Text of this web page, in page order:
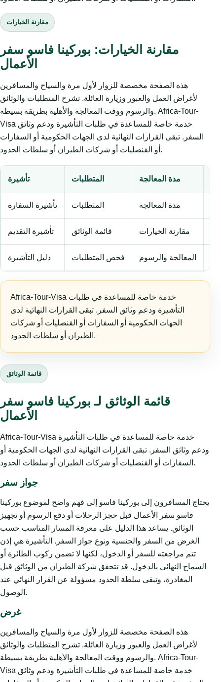
مقارنة الخيارات
مقارنة الخيارات: بوركينا فاسو سفر
الأعمال
هذه الصفحة مخصصة للزوار لأول مرة والسياح والمسافرين
لأغراض العمل والعبور وزيارة العائلة. تشرح المتطلبات والوثائق
والرسوم ووقت المعالجة والأهلية بطريقة بسيطة. Africa-Tour-
Visa خدمة خاصة للمساعدة في طلبات التأشيرة ودعم وثائق
السفر. تبقى القرارات النهائية لدى الجهات الحكومية أو السفارات
أو القنصليات أو شركات الطيران أو سلطات الحدود.
تأشيرة المتطلبات مدة المعالجة
تأشيرة السفارة المتطلبات مدة المعالجة
تأشيرة التقديم قائمة الوثائق مقارنة الخيارات
دليل التأشيرة فحص المتطلبات المعالجة والرسوم
Africa-Tour-Visa خدمة خاصة للمساعدة في طلبات
التأشيرة ودعم وثائق السفر. تبقى القرارات النهائية لدى
الجهات الحكومية أو السفارات أو القنصليات أو شركات
الطيران أو سلطات الحدود.
قائمة الوثائق
قائمة الوثائق لـ بوركينا فاسو سفر
الأعمال
Africa-Tour-Visa خدمة خاصة للمساعدة في طلبات التأشيرة
ودعم وثائق السفر. تبقى القرارات النهائية لدى الجهات الحكومية أو
السفارات أو القنصليات أو شركات الطيران أو سلطات الحدود.
جواز سفر
يحتاج المسافرون إلى بوركينا فاسو إلى فهم واضح لموضوع بوركينا
فاسو سفر الأعمال قبل حجز الرحلات أو دفع الرسوم أو تجهيز
الوثائق. يساعد هذا الدليل على معرفة المسار المناسب حسب
الغرض من السفر والجنسية ونوع جواز السفر. التأشيرة هي إذن
تتم مراجعته للسفر أو الدخول، لكنها لا تضمن ركوب الطائرة أو
السماح النهائي بالدخول. قد تتحقق شركة الطيران من الوثائق قبل
المغادرة، وتبقى سلطة الحدود مسؤولة عن القرار النهائي عند
الوصول.
غرض
هذه الصفحة مخصصة للزوار لأول مرة والسياح والمسافرين
لأغراض العمل والعبور وزيارة العائلة. تشرح المتطلبات والوثائق
والرسوم ووقت المعالجة والأهلية بطريقة بسيطة. Africa-Tour-
Visa خدمة خاصة للمساعدة في طلبات التأشيرة ودعم وثائق